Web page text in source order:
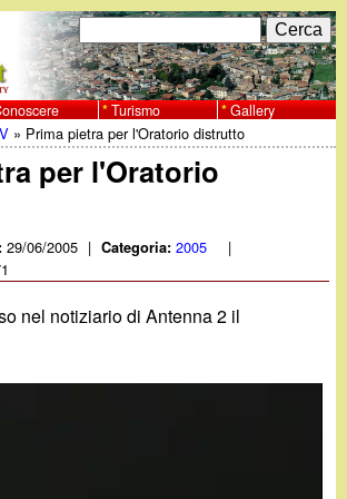
F
o
r
m
i
r
C
e
r
c
a
Turismo Gallery
» Prima pietra per l'Oratorio distrutto
per l'Oratorio
29/06/2005 | Categoria:2005 |
nel notiziario di Antenna 2 il